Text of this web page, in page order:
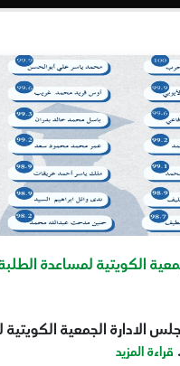
الكويتية لمساعدة
الادارة الجمعية
قراءة المزيد